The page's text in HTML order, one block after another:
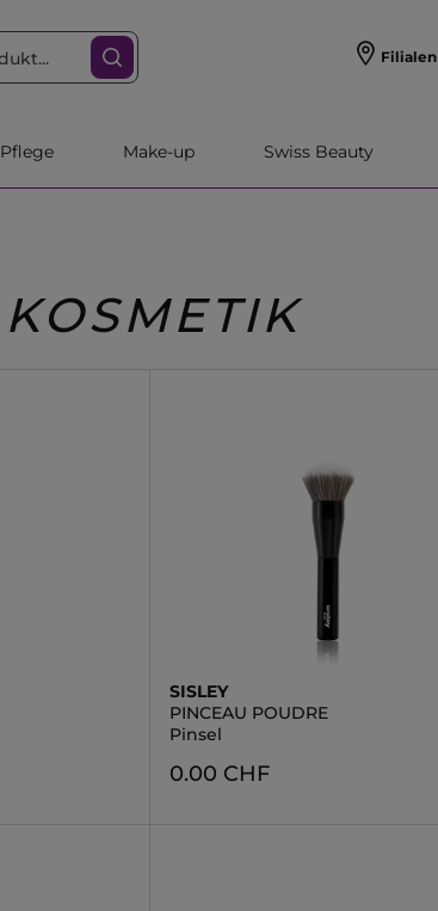
Filialen
Pflege Make-up Swiss Beauty
KOSMETIK
SISLEY
PINCEAU POUDRE
Pinsel
0.00 CHF